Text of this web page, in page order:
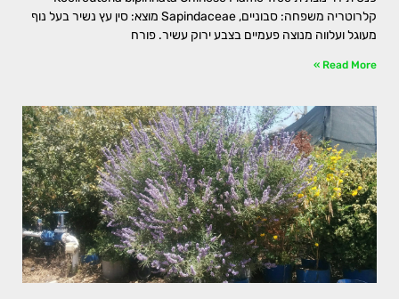
קלרוטריה משפחה: סבוניים, Sapindaceae מוצא: סין עץ נשיר בעל נוף
מעוגל ועלווה מנוצה פעמיים בצבע ירוק עשיר. פורח
Read More »